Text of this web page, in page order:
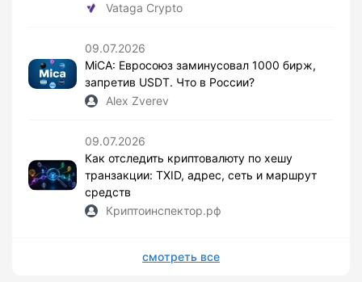
Vataga Crypto
09.07.2026
MiCA: Евросоюз заминусовал 1000 бирж,
запретив USDT. Что в России?
Alex Zverev
09.07.2026
Как отследить криптовалюту по хешу
транзакции: TXID, адрес, сеть и маршрут
средств
Криптоинспектор.рф
смотреть все